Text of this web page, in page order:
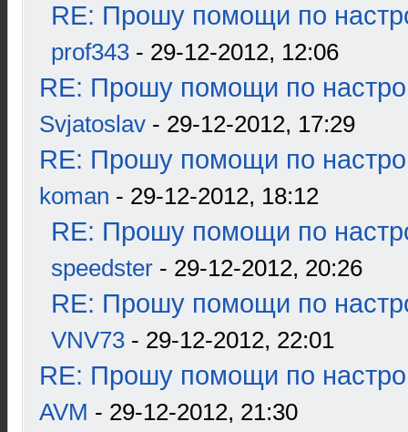
RE: Прошу помощи по
prof343 - 29-12-2012, 12:06
RE: Прошу помощи по
Svjatoslav - 29-12-2012, 17:29
RE: Прошу помощи по
koman - 29-12-2012, 18:12
RE: Прошу помощи по
speedster - 29-12-2012, 20:26
RE: Прошу помощи по
VNV73 - 29-12-2012, 22:01
RE: Прошу помощи по
AVM - 29-12-2012, 21:30